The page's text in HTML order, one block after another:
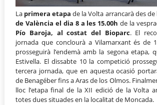
La primera etapa de la Volta arrancarà des
de València el dia 8 a les 15.00h de la
Pío Baroja, al costat del Bioparc. El
jornada que conclourà a Vilamarxant és de
prosseguirà l’endemà amb la segona etapa,
Estivella. El dissabte 10 la competició
tercera jornada, que en aquesta ocasió
de Benagéber fins a Aras de los Olmos.
lloc l’etapa final de la XII edició de la Volta
totes dues situades en la localitat de Moncada.